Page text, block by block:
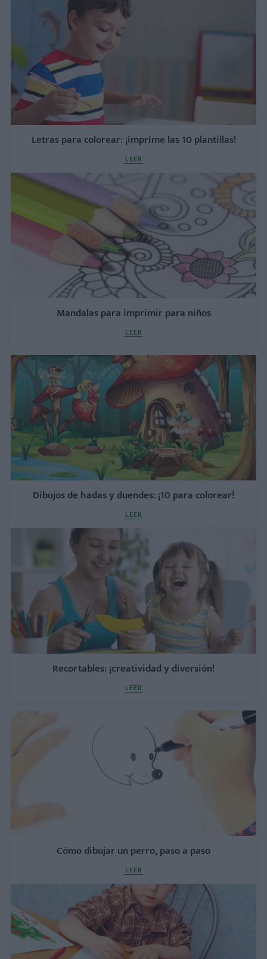
Letras para colorear: ¡imprime las 10 plantillas!
LEER
Mandalas para imprimir para niños
LEER
Dibujos de hadas y duendes: ¡10 para colorear!
LEER
Recortables: ¡creatividad y diversión!
LEER
Cómo dibujar un perro, paso a paso
LEER